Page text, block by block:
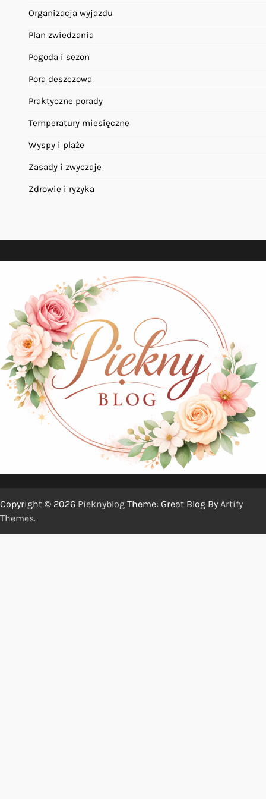
Organizacja wyjazdu
Plan zwiedzania
Pogoda i sezon
Pora deszczowa
Praktyczne porady
Temperatury miesięczne
Wyspy i plaże
Zasady i zwyczaje
Zdrowie i ryzyka
Copyright © 2026 Pieknyblog Theme: Great Blog By Artify
Themes.